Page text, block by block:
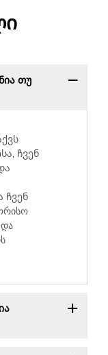
თუ
ჩვენ
ჩვენ
და